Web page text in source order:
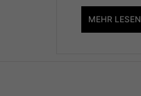
MEHR LESEN